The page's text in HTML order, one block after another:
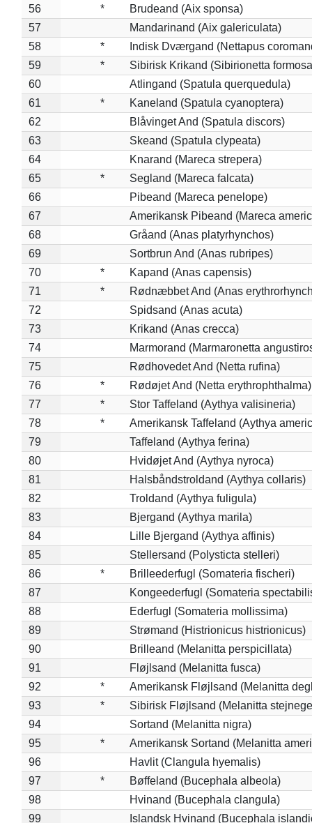
56
*
Brudeand (Aix sponsa)
57
Mandarinand (Aix galericulata)
58
*
Indisk Dværgand (Nettapus
59
*
Sibirisk Krikand (Sibirionetta
60
Atlingand (Spatula querquedula)
61
*
Kaneland (Spatula cyanoptera)
62
Blåvinget And (Spatula discors)
63
Skeand (Spatula clypeata)
64
Knarand (Mareca strepera)
65
*
Segland (Mareca falcata)
66
Pibeand (Mareca penelope)
67
Amerikansk Pibeand (Mareca
68
Gråand (Anas platyrhynchos)
69
Sortbrun And (Anas rubripes)
70
*
Kapand (Anas capensis)
71
*
Rødnæbbet And (Anas
72
Spidsand (Anas acuta)
73
Krikand (Anas crecca)
74
Marmorand (Marmaronetta
75
Rødhovedet And (Netta rufina)
76
*
Rødøjet And (Netta erythrophthalma)
77
*
Stor Taffeland (Aythya valisineria)
78
*
Amerikansk Taffeland (Aythya
79
Taffeland (Aythya ferina)
80
Hvidøjet And (Aythya nyroca)
81
Halsbåndstroldand (Aythya collaris)
82
Troldand (Aythya fuligula)
83
Bjergand (Aythya marila)
84
Lille Bjergand (Aythya affinis)
85
Stellersand (Polysticta stelleri)
86
*
Brilleederfugl (Somateria fischeri)
87
Kongeederfugl (Somateria
88
Ederfugl (Somateria mollissima)
89
Strømand (Histrionicus histrionicus)
90
Brilleand (Melanitta perspicillata)
91
Fløjlsand (Melanitta fusca)
92
*
Amerikansk Fløjlsand (Melanitta
93
*
Sibirisk Fløjlsand (Melanitta
94
Sortand (Melanitta nigra)
95
*
Amerikansk Sortand (Melanitta
96
Havlit (Clangula hyemalis)
97
*
Bøffeland (Bucephala albeola)
98
Hvinand (Bucephala clangula)
99
Islandsk Hvinand (Bucephala